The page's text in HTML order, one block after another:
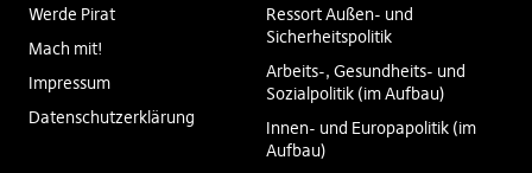
Werde Pirat
Mach mit!
Impressum
Datenschutzerklärung
Ressort Außen- und
Sicherheitspolitik
Arbeits-, Gesundheits- und
Sozialpolitik (im Aufbau)
Innen- und Europapolitik (im
Aufbau)